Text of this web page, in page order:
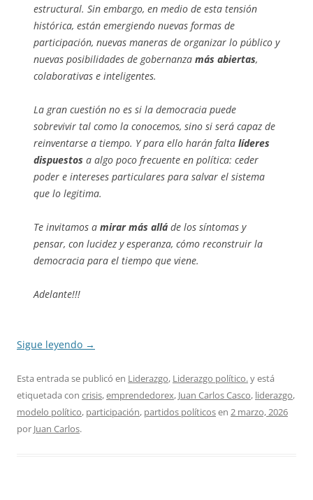
estructural. Sin embargo, en medio de esta tensión
histórica, están emergiendo nuevas formas de
participación, nuevas maneras de organizar lo público y
nuevas posibilidades de gobernanza más abiertas,
colaborativas e inteligentes.
La gran cuestión no es si la democracia puede
sobrevivir tal como la conocemos, sino si será capaz de
reinventarse a tiempo. Y para ello harán falta líderes
dispuestos a algo poco frecuente en política: ceder
poder e intereses particulares para salvar el sistema
que lo legitima.
Te invitamos a mirar más allá de los síntomas y
pensar, con lucidez y esperanza, cómo reconstruir la
democracia para el tiempo que viene.
Adelante!!!
Sigue leyendo →
Esta entrada se publicó en Liderazgo, Liderazgo político.y está
etiquetada con crisis,emprendedorex, Juan Carlos Casco, liderazgo,
modelo político, participación, partidos políticosen 2 marzo, 2026
por Juan Carlos.